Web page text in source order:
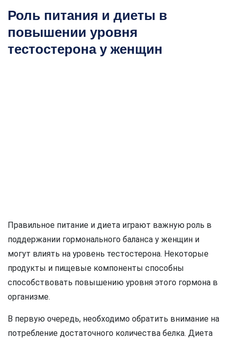
Роль питания и диеты в
повышении уровня
тестостерона у женщин
Правильное питание и диета играют важную роль в
поддержании гормонального баланса у женщин и
могут влиять на уровень тестостерона. Некоторые
продукты и пищевые компоненты способны
способствовать повышению уровня этого гормона в
организме.
В первую очередь, необходимо обратить внимание на
потребление достаточного количества белка. Диета